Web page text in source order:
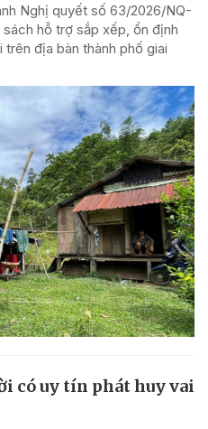
Nghị quyết số 63/2026/NQ-
hỗ trợ sắp xếp, ổn định
địa bàn thành phố giai
có uy tín phát huy vai